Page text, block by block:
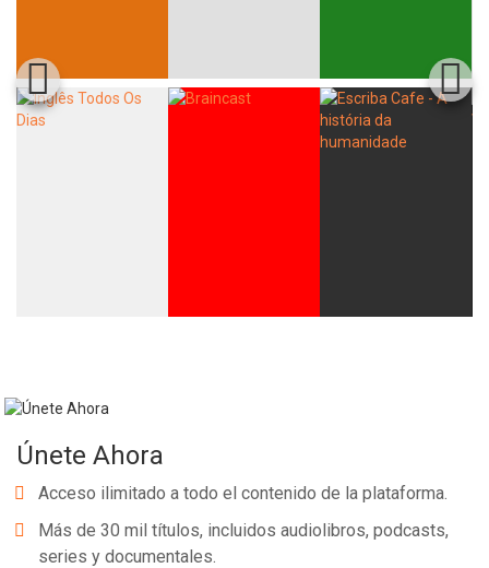
Únete Ahora
Acceso ilimitado a todo el contenido de la plataforma.
Más de 30 mil títulos, incluidos audiolibros, podcasts,
series y documentales.
Twitter